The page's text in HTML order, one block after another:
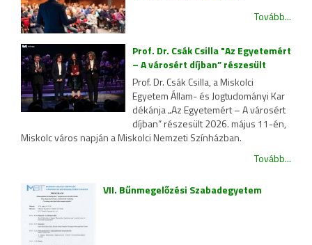
Tovább...
Prof. Dr. Csák Csilla "Az Egyetemért
– A városért díjban” részesült
Prof. Dr. Csák Csilla, a Miskolci
Egyetem Állam- és Jogtudományi Kar
dékánja „Az Egyetemért – A városért
díjban” részesült 2026. május 11-én,
Miskolc város napján a Miskolci Nemzeti Színházban.
Tovább...
VII. Bűnmegelőzési Szabadegyetem